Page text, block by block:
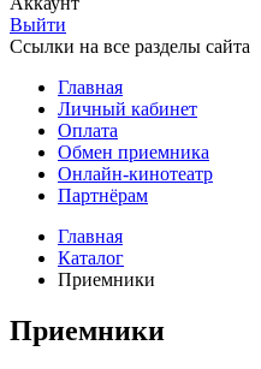
Выйти
Ссылки на все разделы сайта
Главная
Личный кабинет
Оплата
Обмен приемника
Онлайн-кинотеатр
Партнёрам
Главная
Каталог
Приемники
Приемники